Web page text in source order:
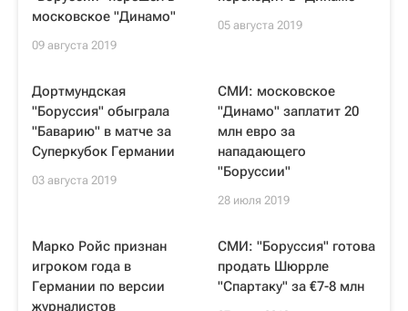
московское "Динамо"
09 августа 2019
05 августа 2019
Дортмундская
"Боруссия" обыграла
"Баварию" в матче за
Суперкубок Германии
03 августа 2019
СМИ: московское
"Динамо" заплатит 20
млн евро за
нападающего
"Боруссии"
28 июля 2019
Марко Ройс признан
игроком года в
Германии по версии
журналистов
СМИ: "Боруссия" готова
продать Шюррле
"Спартаку" за €7-8 млн